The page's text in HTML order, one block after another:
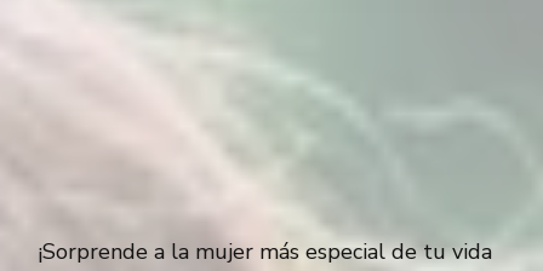
¡Sorprende a la mujer más especial de tu vida